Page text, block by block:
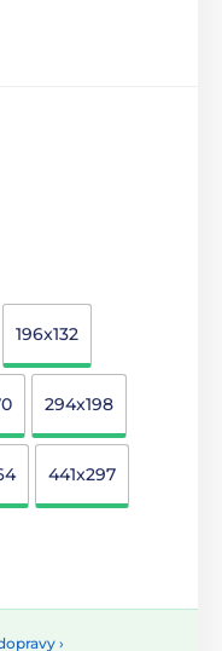
196x132
294x198
441x297
›